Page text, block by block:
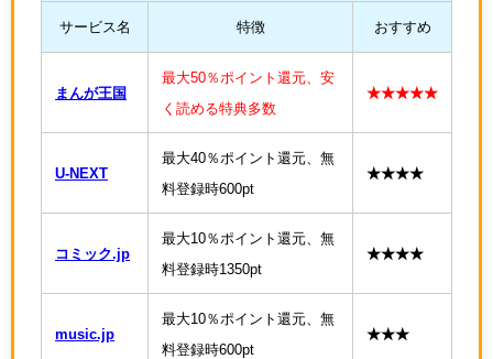
サービス名 特徴 おすすめ
まんが王国
最大50％ポイント還元、安
く読める特典多数
★★★★★
U-NEXT
最大40％ポイント還元、無
料登録時600pt
★★★★
コミック.jp
最大10％ポイント還元、無
料登録時1350pt
★★★★
music.jp
最大10％ポイント還元、無
料登録時600pt
★★★